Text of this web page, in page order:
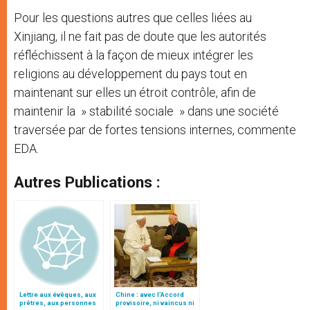
Pour les questions autres que celles liées au
Xinjiang, il ne fait pas de doute que les autorités
réfléchissent à la façon de mieux intégrer les
religions au développement du pays tout en
maintenant sur elles un étroit contrôle, afin de
maintenir la » stabilité sociale » dans une société
traversée par de fortes tensions internes, commente
EDA.
Autres Publications :
Lettre aux évêques, aux
prêtres, aux personnes
Chine : avec l’Accord
provisoire, ni vaincus ni